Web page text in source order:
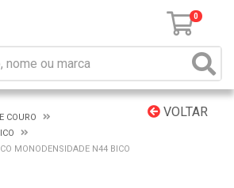
0
VOLTAR
COURO
MONODENSIDADE N44 BICO